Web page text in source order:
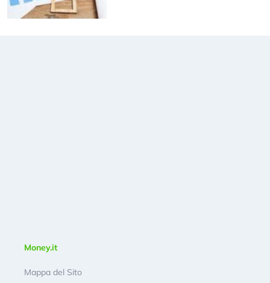
Money.it
Mappa del Sito